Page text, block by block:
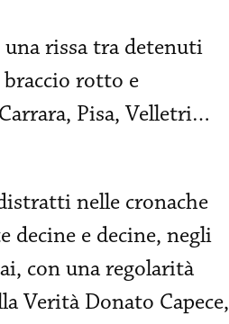
rissa tra detenuti
rotto e
Pisa, Velletri…
nelle cronache
decine e decine, negli
con una regolarità
Verità Donato Capece,